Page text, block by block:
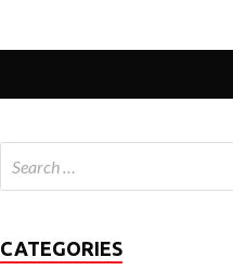
CATEGORIES